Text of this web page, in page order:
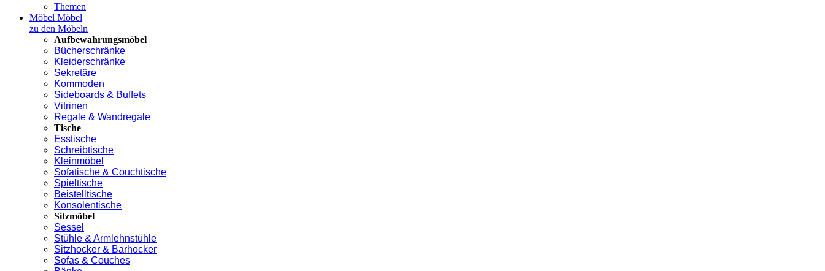
Themen
Möbel Möbel
zu den Möbeln
Aufbewahrungsmöbel
Bücherschränke
Kleiderschränke
Sekretäre
Kommoden
Sideboards & Buffets
Vitrinen
Regale & Wandregale
Tische
Esstische
Schreibtische
Kleinmöbel
Sofatische & Couchtische
Spieltische
Beistelltische
Konsolentische
Sitzmöbel
Sessel
Stühle & Armlehnstühle
Sitzhocker & Barhocker
Sofas & Couches